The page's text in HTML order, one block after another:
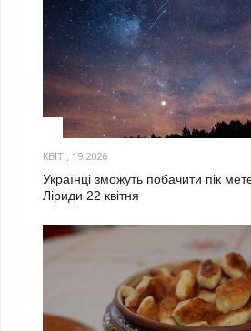
КВІТ., 19 2026
Українці зможуть побачити пік
Ліриди 22 квітня